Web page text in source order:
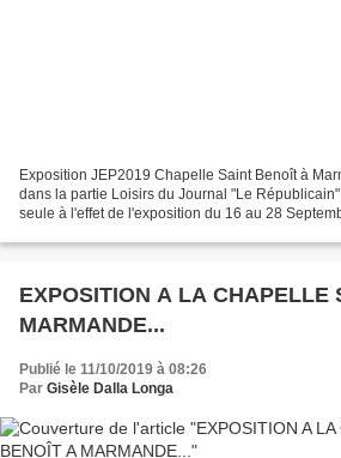
Exposition JEP2019 Chapelle Saint Benoît à
dans la partie Loisirs du Journal "Le
seule à l'effet de l'exposition du 16 au 28
EXPOSITION A LA CHAPELLE
MARMANDE...
Publié le 11/10/2019 à 08:26
Par Gisèle Dalla Longa